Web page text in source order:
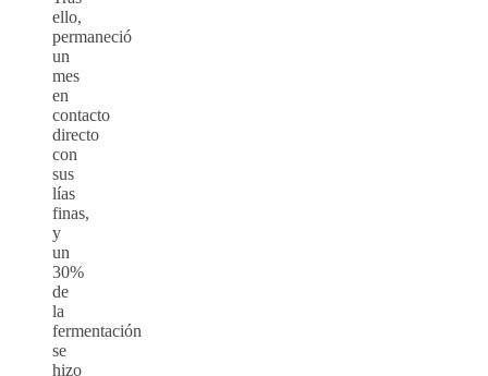
ello,
permaneció
un
mes
en
contacto
directo
con
sus
lías
finas,
y
un
30%
de
la
fermentación
se
hizo